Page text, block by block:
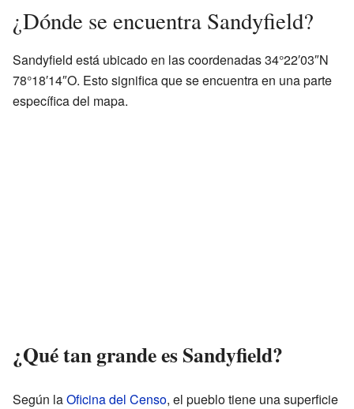
¿Dónde se encuentra Sandyfield?
Sandyfield está ubicado en las coordenadas 34°22′03″N
78°18′14″O. Esto significa que se encuentra en una parte
específica del mapa.
¿Qué tan grande es Sandyfield?
Según laOficina del Censo, el pueblo tiene una superficie